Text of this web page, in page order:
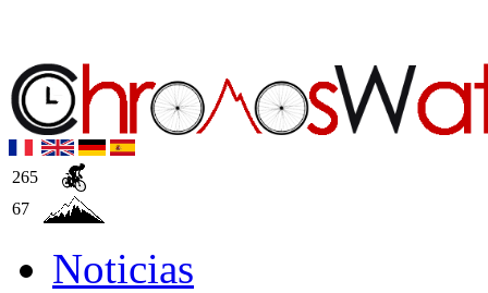
265
67
Noticias